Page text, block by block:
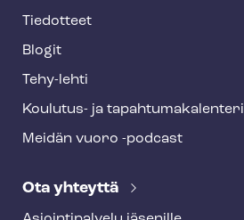
Tiedotteet
Blogit
Tehy-lehti
Koulutus- ja ta­pah­tu­ma­ka­len­te­ri
Meidän vuoro -podcast
Ota yhteyttä